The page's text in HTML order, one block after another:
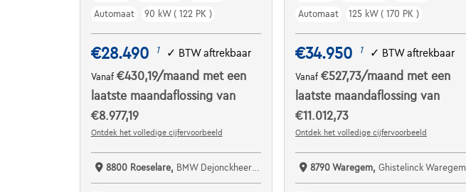
Automaat
90 kW ( 122 PK )
€28.490 1 ✓ BTW aftrekbaar
Vanaf €430,19/maand met een
laatste maandaflossing van
€8.977,19
Ontdek het volledige cijfervoorbeeld
8800 Roeselare, BMW Dejonckheere Roeselare
Automaat
125 kW ( 170 PK )
€34.950 1 ✓ BTW aftrekbaar
Vanaf€527,73/maand met een
laatste maandaflossing van
€11.012,73
Ontdek het volledige cijfervoorbeeld
8790 Waregem,Ghistelinck Waregem